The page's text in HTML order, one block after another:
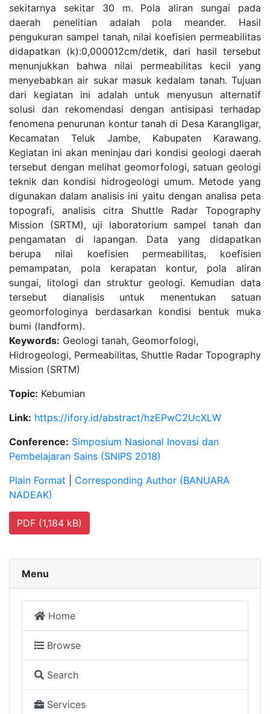
sekitarnya sekitar 30 m. Pola aliran sungai pada
daerah penelitian adalah pola meander. Hasil
pengukuran sampel tanah, nilai koefisien permeabilitas
didapatkan (k):0,000012cm/detik, dari hasil tersebut
menunjukkan bahwa nilai permeabilitas kecil yang
menyebabkan air sukar masuk kedalam tanah. Tujuan
dari kegiatan ini adalah untuk menyusun alternatif
solusi dan rekomendasi dengan antisipasi terhadap
fenomena penurunan kontur tanah di Desa Karangligar,
Kecamatan Teluk Jambe, Kabupaten Karawang.
Kegiatan ini akan meninjau dari kondisi geologi daerah
tersebut dengan melihat geomorfologi, satuan geologi
teknik dan kondisi hidrogeologi umum. Metode yang
digunakan dalam analisis ini yaitu dengan analisa peta
topografi, analisis citra Shuttle Radar Topography
Mission (SRTM), uji laboratorium sampel tanah dan
pengamatan di lapangan. Data yang didapatkan
berupa nilai koefisien permeabilitas, koefisien
pemampatan, pola kerapatan kontur, pola aliran
sungai, litologi dan struktur geologi. Kemudian data
tersebut dianalisis untuk menentukan satuan
geomorfologinya berdasarkan kondisi bentuk muka
bumi (landform).
Keywords: Geologi tanah, Geomorfologi,
Hidrogeologi, Permeabilitas, Shuttle Radar Topography
Mission (SRTM)
Topic: Kebumian
Link: https://ifory.id/abstract/hzEPwC2UcXLW
Conference: Simposium Nasional Inovasi dan
Pembelajaran Sains (SNIPS 2018)
Plain Format
Corresponding Author (BANUARA
NADEAK)
PDF (1,184 kB)
Menu
Home
Browse
Search
Services